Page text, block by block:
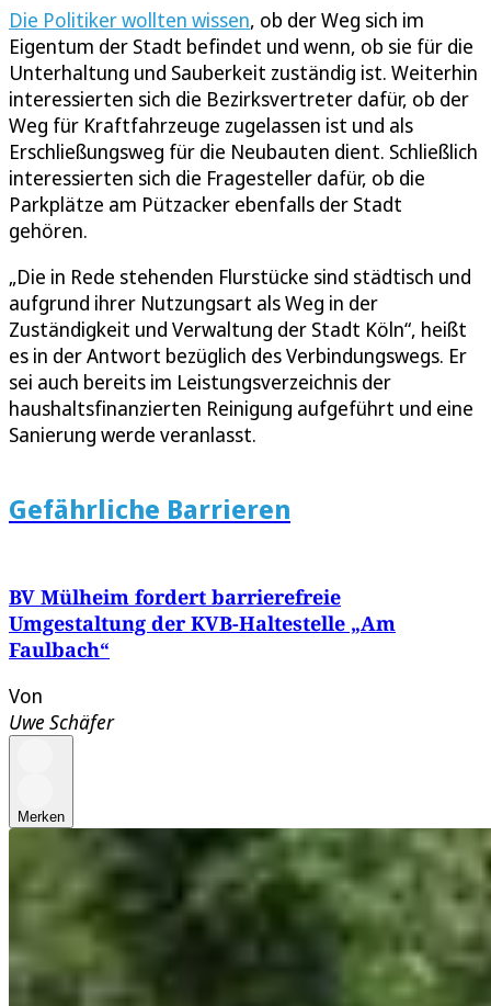
Die Politiker wollten wissen, ob der Weg sich im
Eigentum der Stadt befindet und wenn, ob sie für die
Unterhaltung und Sauberkeit zuständig ist. Weiterhin
interessierten sich die Bezirksvertreter dafür, ob der
Weg für Kraftfahrzeuge zugelassen ist und als
Erschließungsweg für die Neubauten dient. Schließlich
interessierten sich die Fragesteller dafür, ob die
Parkplätze am Pützacker ebenfalls der Stadt
gehören.
„Die in Rede stehenden Flurstücke sind städtisch und
aufgrund ihrer Nutzungsart als Weg in der
Zuständigkeit und Verwaltung der Stadt Köln“, heißt
es in der Antwort bezüglich des Verbindungswegs. Er
sei auch bereits im Leistungsverzeichnis der
haushaltsfinanzierten Reinigung aufgeführt und eine
Sanierung werde veranlasst.
Gefährliche Barrieren
BV Mülheim fordert barrierefreie
Umgestaltung der KVB-Haltestelle „Am
Faulbach“
Von
Uwe Schäfer
Merken